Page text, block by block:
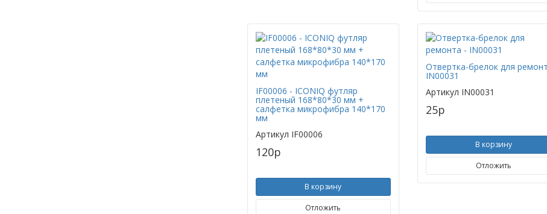
IF00006 - ICONIQ футляр
плетеный 168*80*30 мм +
салфетка микрофибра 140*170
мм
Артикул IF00006
120p
В корзину
Отложить
Отвертка-брелок для
IN00031
Артикул IN00031
25p
В корзину
Отложить